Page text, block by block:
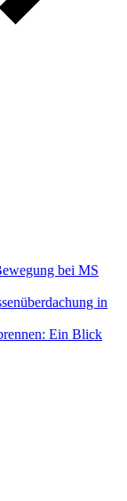
bei MS
in
Ein Blick